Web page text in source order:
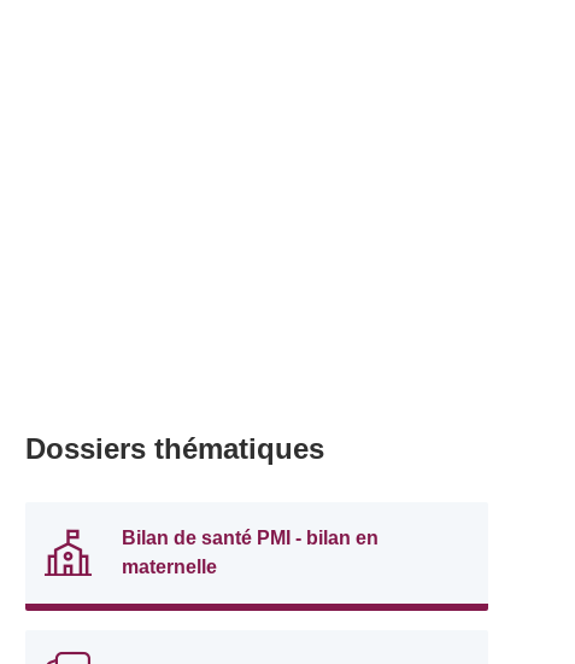
Dossiers thématiques
Bilan de santé PMI - bilan en
maternelle